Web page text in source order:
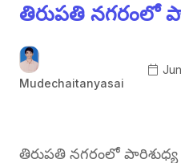
తిరుపతి నగరంలో
Mudechaitanyasai
తిరుపతి నగరంలో పారిశుధ్య